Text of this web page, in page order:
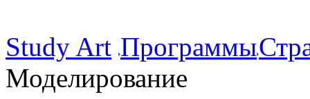
Study Art Программы
Моделирование